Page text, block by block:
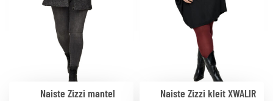
Naiste Zizzi mantel
Naiste Zizzi kleit XWALIR